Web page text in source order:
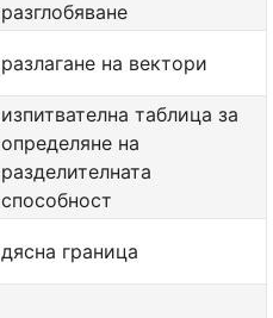
разглобяване
разлагане на вектори
изпитвателна таблица за
определяне на
разделителната
способност
дясна граница